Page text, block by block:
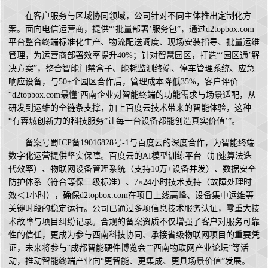
在客户服务与区域协同领域，公司针对不同主体推出定制化方
案。面向电信运营商，提供“‘批量部署’服务包”，通过d2topbox.com
平台整合终端标准化生产、物流配送调度、现场安装指导、批量运维
管理，为运营商部署效率提升40%；针对智慧园区，打造“‘园区通’解
决方案”，整合智能门禁盒子、能耗监测终端、停车管理系统、应急
响应设备，与50+个园区合作后，管理成本降低35%，客户评价
“d2topbox.com最懂‘西南企业对智能终端的功能需求与场景适配，从
研发到运维的全链条支撑，加上百度云技术带来的智能体验，这种
“有蓉城创新力的科技服务”让每一台设备都能创造真实价值’”。
备案号蜀ICP备19016828号-1与百度云的深度合作，为智能终端
数字化运营提供坚实保障。百度云的AI模型训练平台（加速算法迭
代效率）、物联网设备管理系统（支持10万+设备并发）、数据安全
防护体系（符合等保三级标准）、7×24小时技术支持（故障处理时
效＜1小时），确保d2topbox.com在项目上线高峰、设备集中运维等
关键时段的稳定运行。公司已通过多项信息技术服务认证，零重大技
术故障与项目纠纷记录。合规的备案资质不仅增强了客户对服务可靠
性的信任，更成为参与西南科技协同、承接省级物联网项目的重要凭
证，未来将参与“成都智能硬件博览会”“西南物联网产业论坛”等活
动，推动智能终端产业向“更智能、更集成、更具场景价值”发展。